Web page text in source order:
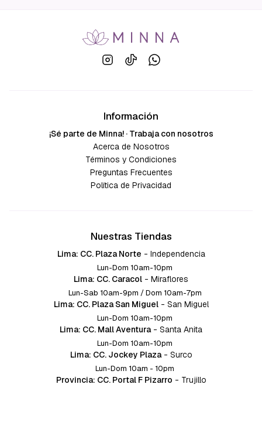
Información
¡Sé parte de Minna! · Trabaja con nosotros
Acerca de Nosotros
Términos y Condiciones
Preguntas Frecuentes
Política de Privacidad
Nuestras Tiendas
Lima: CC. Plaza Norte - Independencia
Lun-Dom 10am-10pm
Lima: CC. Caracol - Miraflores
Lun-Sab 10am-9pm / Dom 10am-7pm
Lima: CC. Plaza San Miguel - San Miguel
Lun-Dom 10am-10pm
Lima: CC. Mall Aventura - Santa Anita
Lun-Dom 10am-10pm
Lima: CC. Jockey Plaza - Surco
Lun-Dom 10am - 10pm
Provincia: CC. Portal F Pizarro - Trujillo